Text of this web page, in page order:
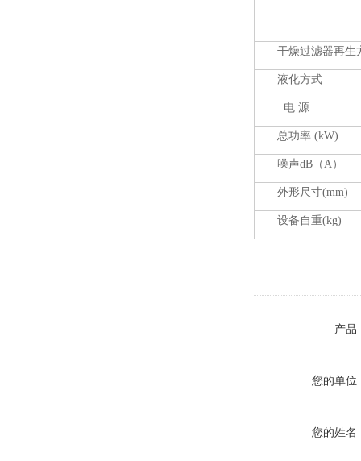
干燥过滤器再生
液化方式
电 源
总功率 (kW)
噪声dB（A）
外形尺寸(mm)
设备自重(kg)
产品
您的单位
您的姓名